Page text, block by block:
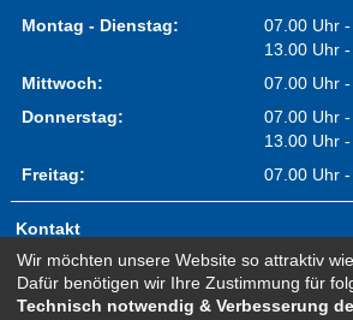
Montag - Dienstag:
07.00 Uhr
13.00 Uhr
Mittwoch:
07.00 Uhr
Donnerstag:
07.00 Uhr
13.00 Uhr
Freitag:
07.00 Uhr
Kontakt
Impressum
Erklärung zur Barrierefreiheit
Wir möchten unsere Website so attraktiv
Dafür benötigen wir Ihre Zustimmung für
Technisch notwendig & Verbesserung